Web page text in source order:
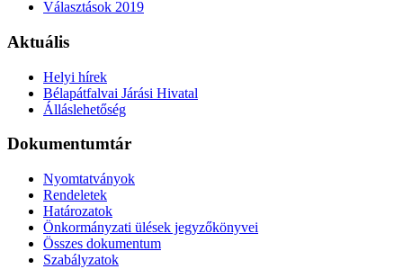
Választások 2019
Aktuális
Helyi hírek
Bélapátfalvai Járási Hivatal
Álláslehetőség
Dokumentumtár
Nyomtatványok
Rendeletek
Határozatok
Önkormányzati ülések jegyzőkönyvei
Összes dokumentum
Szabályzatok